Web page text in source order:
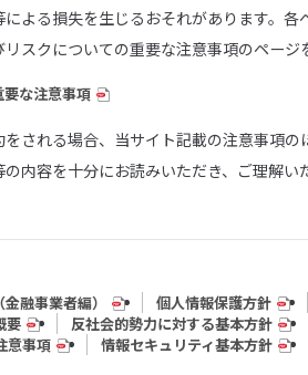
よる損失を生じるおそれがあります。
スクについての重要な注意事項のページ
な注意事項
される場合、当サイト記載の注意事項
内容を十分にお読みいただき、ご理解い
融事業者編） 個人情報保護方針
要 反社会的勢力に対する基本方針
意事項
情報セキュリティ基本方針